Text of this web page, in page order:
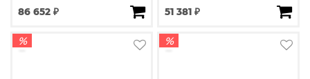
86 652 ₽ 51 381 ₽
% %